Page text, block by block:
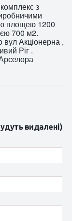
з
площею 1200
700 м2.
вул Акціонерна ,
Ріг .
видалені)